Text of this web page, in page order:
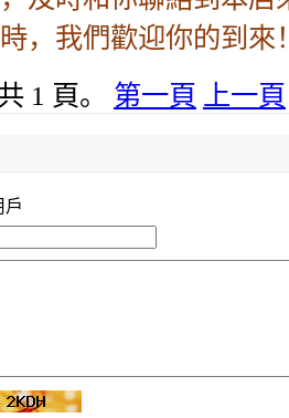
，我們歡迎你的到來
1 頁。 第一頁 上一頁
戶